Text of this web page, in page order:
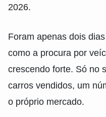
2026.
Foram apenas dois
como a procura por
crescendo forte. Só no
carros vendidos, um
o próprio mercado.